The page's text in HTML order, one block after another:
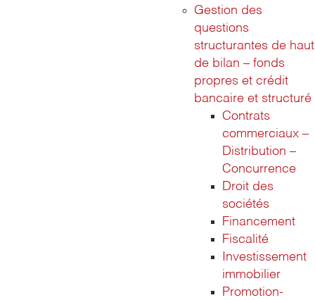
Gestion des
questions
structurantes de haut
de bilan – fonds
propres et crédit
bancaire et structuré
Contrats
commerciaux –
Distribution –
Concurrence
Droit des
sociétés
Financement
Fiscalité
Investissement
immobilier
Promotion-